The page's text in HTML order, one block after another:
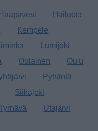
Haapavesi
Hailuoto
Kempele
Liminka
Lumijoki
Oulainen
Oulu
Pyhäntä
Siikajoki
Utajärvi